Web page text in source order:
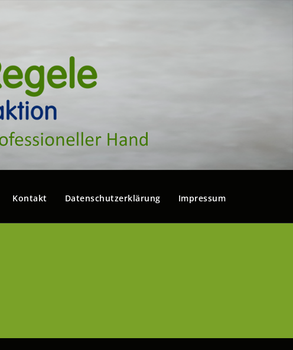
Kontakt Datenschutzerklärung Impressum